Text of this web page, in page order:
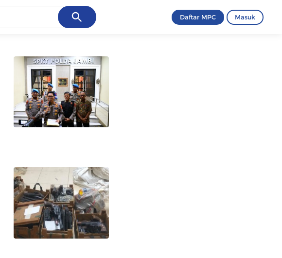
Cancel Daftar MPC Masuk